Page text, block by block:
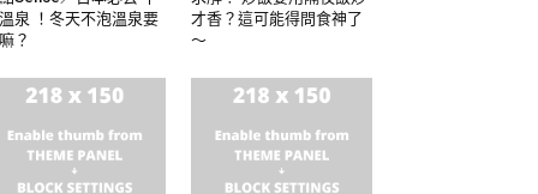
泉 ！冬天不泡溫泉要
？
才香？這可能得問食神了
～